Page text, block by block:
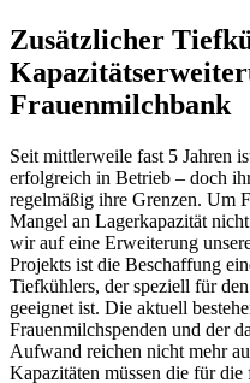
Zusätzlicher
Frauenmilchbank
Seit mittlerweile fast 5 Jahren
erfolgreich in Betrieb – doch
regelmäßig ihre Grenzen. Um
Mangel an Lagerkapazität
wir auf eine Erweiterung
Projekts ist die Beschaffung
Tiefkühlers, der speziell für
geeignet ist. Die aktuell
Frauenmilchspenden und der
Aufwand reichen nicht mehr
Kapazitäten müssen die für